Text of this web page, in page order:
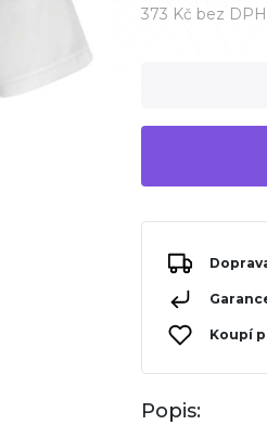
373 Kč bez DPH
Koupí
Popis: